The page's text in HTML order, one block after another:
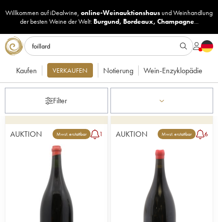
Willkommen auf iDealwine, online-Weinauktionshaus undWeinhandlung
der besten Weine der Welt: Burgund, Bordeaux, Champagne...
Kaufen VERKAUFEN Notierung Wein-Enzyklopädie
Filter
AUKTION Mwst. erstattbar 1 AUKTION Mwst. erstattbar 6